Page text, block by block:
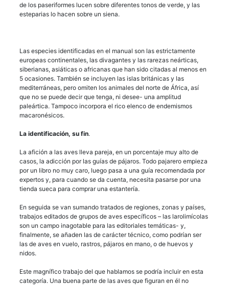
de los paseriformes lucen sobre diferentes tonos de verde, y las
esteparias lo hacen sobre un siena.
Las especies identificadas en el manual son las estrictamente
europeas continentales, las divagantes y las rarezas neárticas,
siberianas, asiáticas o africanas que han sido citadas al menos en
5 ocasiones. También se incluyen las islas británicas y las
mediterráneas, pero omiten los animales del norte de África, así
que no se puede decir que tenga, ni desee- una amplitud
paleártica. Tampoco incorpora el rico elenco de endemismos
macaronésicos.
La identificación, su fin.
La afición a las aves lleva pareja, en un porcentaje muy alto de
casos, la adicción por las guías de pájaros. Todo pajarero empieza
por un libro no muy caro, luego pasa a una guía recomendada por
expertos y, para cuando se da cuenta, necesita pasarse por una
tienda sueca para comprar una estantería.
En seguida se van sumando tratados de regiones, zonas y países,
trabajos editados de grupos de aves específicos – las larolimícolas
son un campo inagotable para las editoriales temáticas- y,
finalmente, se añaden las de carácter técnico, como podrían ser
las de aves en vuelo, rastros, pájaros en mano, o de huevos y
nidos.
Este magnífico trabajo del que hablamos se podría incluir en esta
categoría. Una buena parte de las aves que figuran en él no